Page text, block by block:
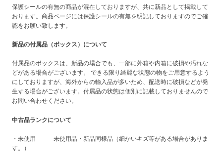
保護シールの有無の商品が混在しておりますが、共に新品として掲載して
おります。商品ページには保護シールの有無を明記しておりますのでご確
認をお願い致します。
新品の付属品（ボックス）について
付属品のボックスは、新品の場合でも、一部に外箱や内箱に破損や汚れな
どがある場合がございます。 できる限り綺麗な状態の物をご用意するよう
にしておりますが、海外からの輸入品が多いため、配送時に破損などが発
生する場合がございます。付属品の状態は個別に記載しておりませんので
お問い合わせください。
中古品ランクについて
・未使用 未使用品・新品同様品（細かいキズ等がある場合がありま
す。）